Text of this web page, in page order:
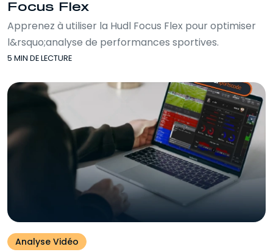
Focus Flex
Apprenez à utiliser la Hudl Focus Flex pour optimiser
l&rsquo;analyse de performances sportives.
5 MIN DE LECTURE
Analyse Vidéo